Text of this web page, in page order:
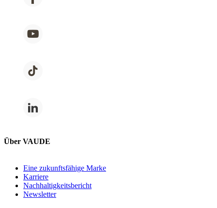
Über VAUDE
Eine zukunftsfähige Marke
Karriere
Nachhaltigkeitsbericht
Newsletter